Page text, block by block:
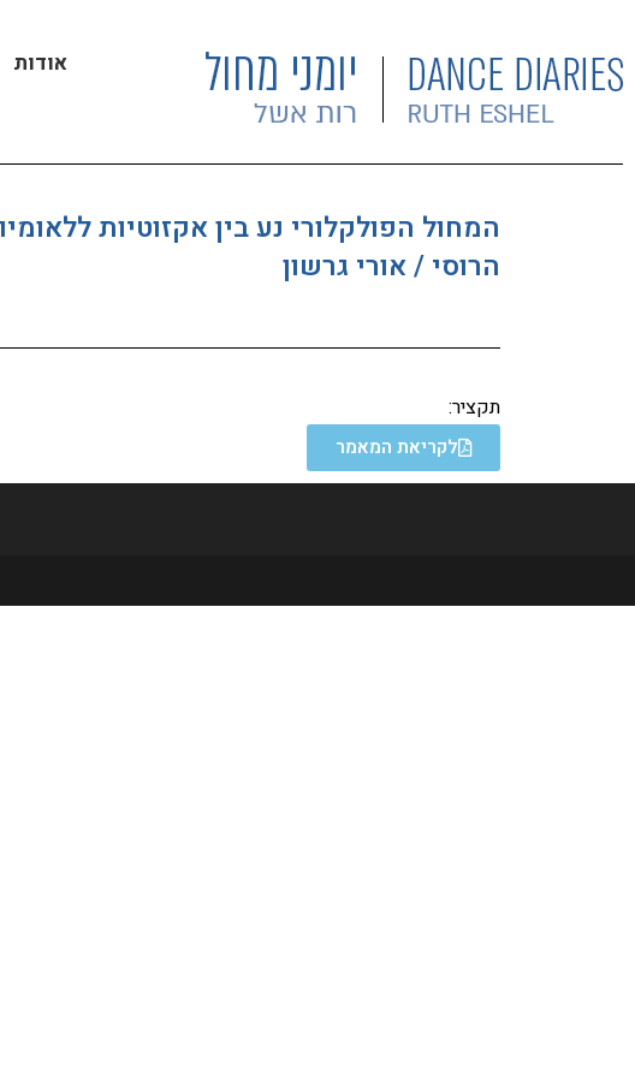
אודות
הרוסי / אורי גרשון
תקציר:
לקריאת המאמר